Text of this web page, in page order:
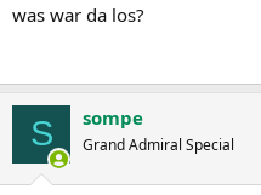
was war da los?
S sompe
Grand Admiral Special